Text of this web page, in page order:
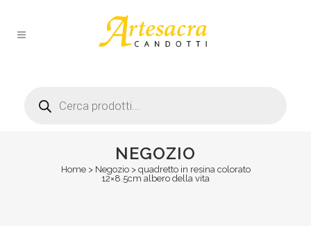
search
NEGOZIO
Home> Negozio> quadretto in resina colorato
12×8.5cm albero della vita